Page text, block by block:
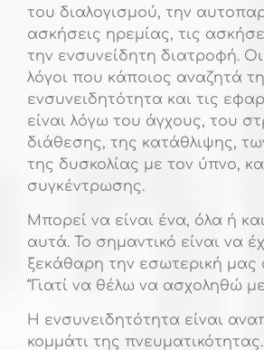
του διαλογισμού, την
ασκήσεις ηρεμίας, τις
την ενσυνείδητη διατροφή.
λόγοι που κάποιος αναζητά
ενσυνειδητότητα και τις
είναι λόγω του άγχους, του
διάθεσης, της κατάθλιψης,
της δυσκολίας με τον ύπνο,
συγκέντρωσης.
Μπορεί να είναι ένα, όλα ή
αυτά. Το σημαντικό είναι να
ξεκάθαρη την εσωτερική
“Γιατί να θέλω να ασχοληθώ με
Η ενσυνειδητότητα είναι
κομμάτι της